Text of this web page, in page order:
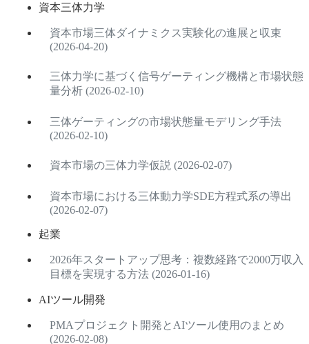
資本三体力学
資本市場三体ダイナミクス実験化の進展と収束
(2026-04-20)
三体力学に基づく信号ゲーティング機構と市場状態
量分析 (2026-02-10)
三体ゲーティングの市場状態量モデリング手法
(2026-02-10)
資本市場の三体力学仮説 (2026-02-07)
資本市場における三体動力学SDE方程式系の導出
(2026-02-07)
起業
2026年スタートアップ思考：複数経路で2000万収入
目標を実現する方法 (2026-01-16)
AIツール開発
PMAプロジェクト開発とAIツール使用のまとめ
(2026-02-08)